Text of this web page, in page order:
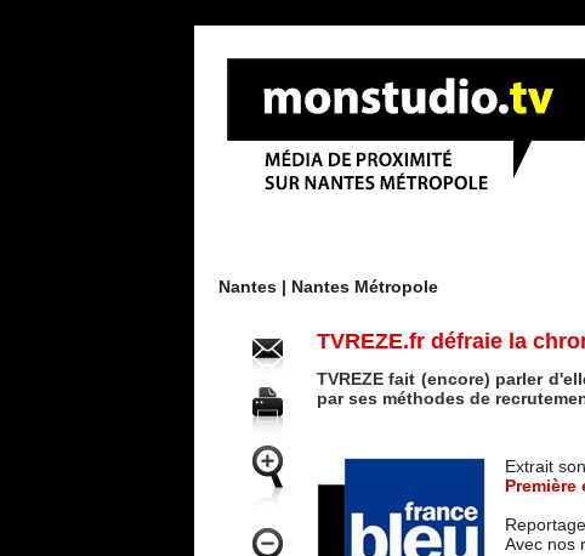
Nantes | Nantes Métropole
TVREZE.fr défraie la
TVREZE fait (encore) parler
par ses méthodes de
Extrait
Première
Avec nos